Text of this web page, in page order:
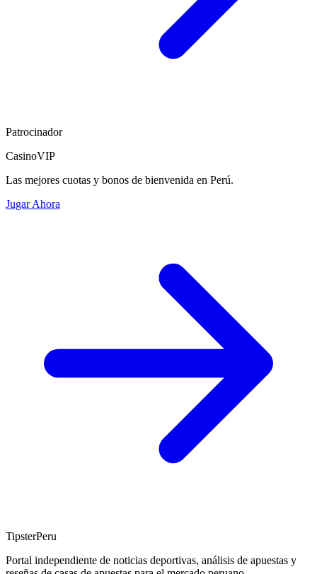
Patrocinador
CasinoVIP
Las mejores cuotas y bonos de bienvenida en Perú.
Jugar Ahora
TipsterPeru
Portal independiente de noticias deportivas, análisis de apuestas y